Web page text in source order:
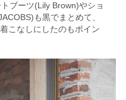
ブーツ(Lily Brown)やショ
も黒でまとめて、
こなしにしたのもポイン